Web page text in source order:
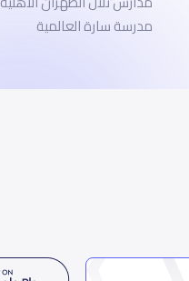
مدرسة سارة العالمية